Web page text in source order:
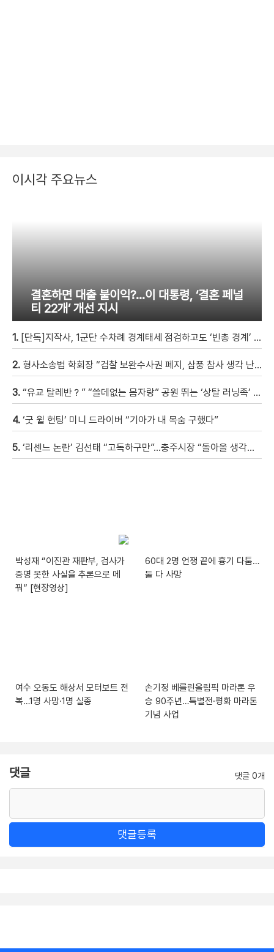
이시각 주요뉴스
결혼하면 대출 불이익?…이 대통령, ‘결혼 페널
티 22개’ 개선 지시
1. [단독]지작사, 1군단 수차례 경계태세 점검하고도 ‘빈총 경계’ 몰랐다
2. 형사소송법 학회장 “검찰 보완수사권 폐지, 삼풍 참사 생각 난다” [현장영상]
3. “유교 탈레반？” “쓸데없는 몸자랑” 공원 뛰는 ‘상탈 러닝족’ 갑론을박 [자막뉴스]
4. ‘굿 윌 헌팅’ 미니 드라이버 “기아가 내 목숨 구했다”
5. ‘리센느 논란’ 김선태 “고독하구만”…충주시장 “돌아올 생각은?”
박성재 “이진관 재판부, 검사가
증명 못한 사실을 추론으로 메
꿔” [현장영상]
60대 2명 언쟁 끝에 흉기 다툼…
둘 다 사망
여수 오동도 해상서 모터보트 전
복…1명 사망·1명 실종
손기정 베를린올림픽 마라톤 우
승 90주년…특별전·평화 마라톤
기념 사업
댓글 댓글 0개
댓글등록